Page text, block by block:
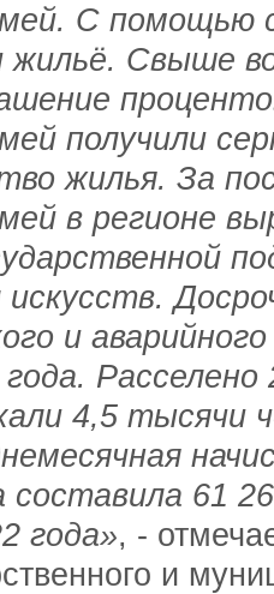
С помощью
жильё. Свыше
получили
жилья. За
в регионе
и
года.
4,5
составила 61
года», -
и